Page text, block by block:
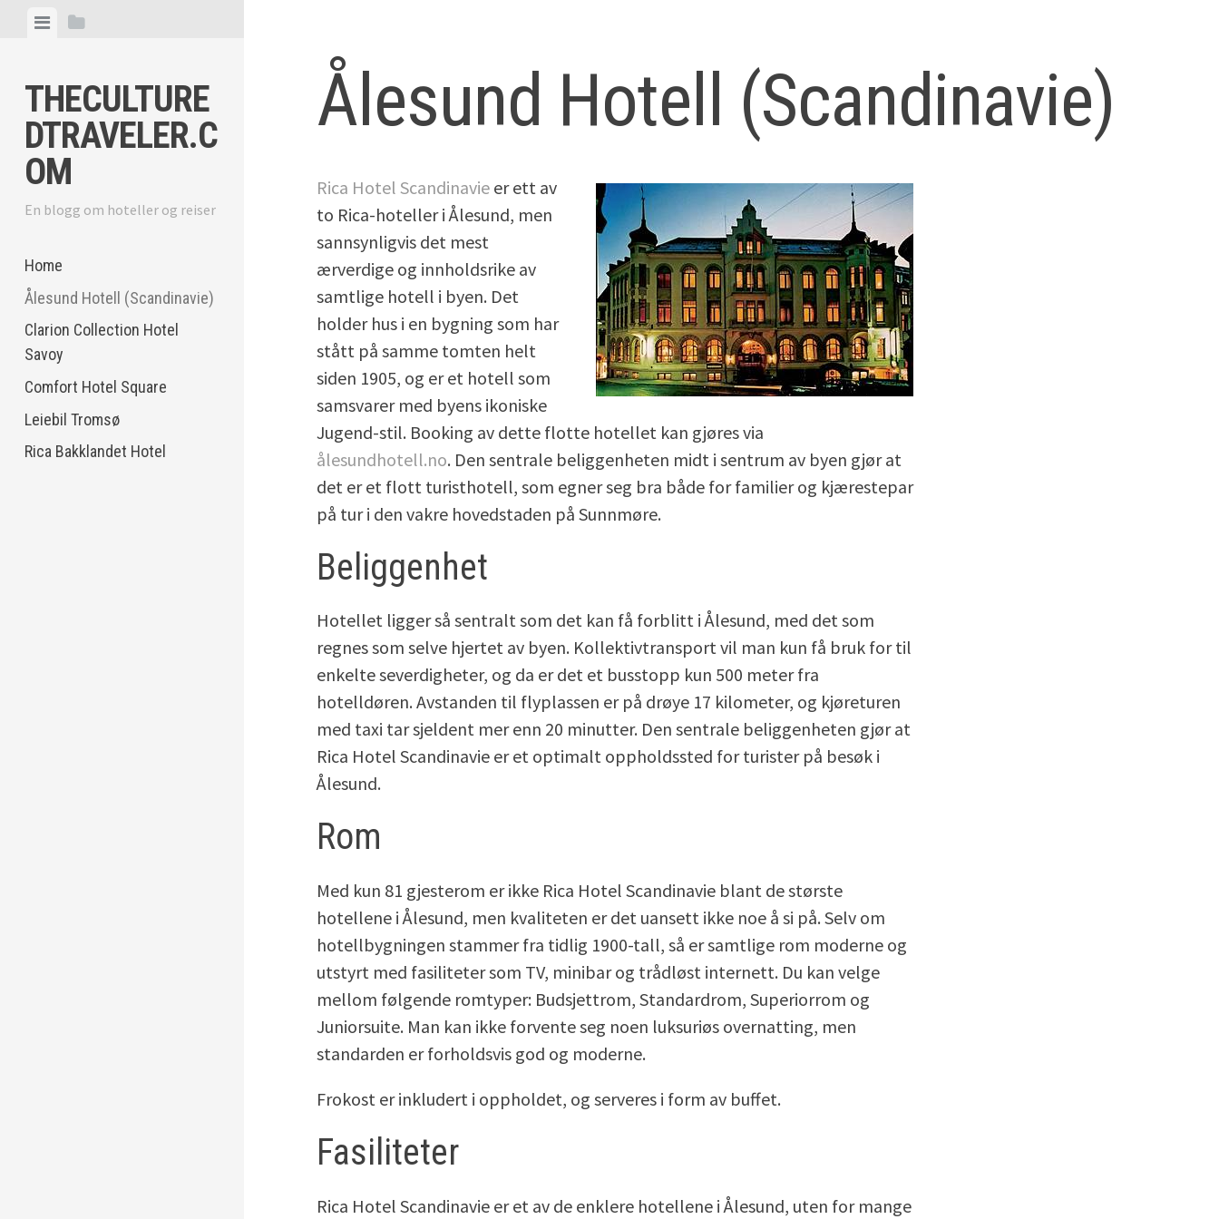
ViewView
THECULTURE
DTRAVELER.C
OM
En blogg om hoteller og reiser
Home
Ålesund Hotell (Scandinavie)
Clarion Collection Hotel
Savoy
Comfort Hotel Square
Leiebil Tromsø
Rica Bakklandet Hotel
Ålesund Hotell (Scandinavie)
Rica Hotel Scandinavie er ett av
to Rica-hoteller i Ålesund, men
sannsynligvis det mest
ærverdige og innholdsrike av
samtlige hotell i byen. Det
holder hus i en bygning som har
stått på samme tomten helt
siden 1905, og er et hotell som
samsvarer med byens ikoniske
Jugend-stil. Booking av dette flotte hotellet kan gjøres via
ålesundhotell.no. Den sentrale beliggenheten midt i sentrum av byen gjør at
det er et flott turisthotell, som egner seg bra både for familier og kjærestepar
på tur i den vakre hovedstaden på Sunnmøre.
Beliggenhet
Hotellet ligger så sentralt som det kan få forblitt i Ålesund, med det som
regnes som selve hjertet av byen. Kollektivtransport vil man kun få bruk for til
enkelte severdigheter, og da er det et busstopp kun 500 meter fra
hotelldøren. Avstanden til flyplassen er på drøye 17 kilometer, og kjøreturen
med taxi tar sjeldent mer enn 20 minutter. Den sentrale beliggenheten gjør at
Rica Hotel Scandinavie er et optimalt oppholdssted for turister på besøk i
Ålesund.
Rom
Med kun 81 gjesterom er ikke Rica Hotel Scandinavie blant de største
hotellene i Ålesund, men kvaliteten er det uansett ikke noe å si på. Selv om
hotellbygningen stammer fra tidlig 1900-tall, så er samtlige rom moderne og
utstyrt med fasiliteter som TV, minibar og trådløst internett. Du kan velge
mellom følgende romtyper: Budsjettrom, Standardrom, Superiorrom og
Juniorsuite. Man kan ikke forvente seg noen luksuriøs overnatting, men
standarden er forholdsvis god og moderne.
Frokost er inkludert i oppholdet, og serveres i form av buffet.
Fasiliteter
Rica Hotel Scandinavie er et av de enklere hotellene i Ålesund, uten for mange